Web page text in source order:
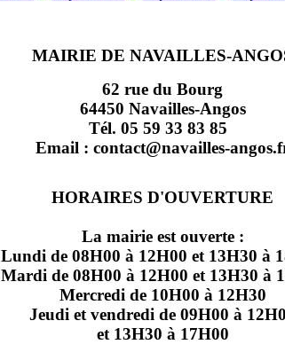
MAIRIE DE NAVAILLES-
62 rue du Bourg
64450 Navailles-Angos
Tél. 05 59 33 83 85
Email : contact@navailles-
HORAIRES D'OUVERTURE
La mairie est ouverte :
Lundi de 08H00 à 12H00 et 13H30 à
Mardi de 08H00 à 12H00 et 13H30 à
Mercredi de 10H00 à 12H30
Jeudi et vendredi de 09H00 à
et 13H30 à 17H00